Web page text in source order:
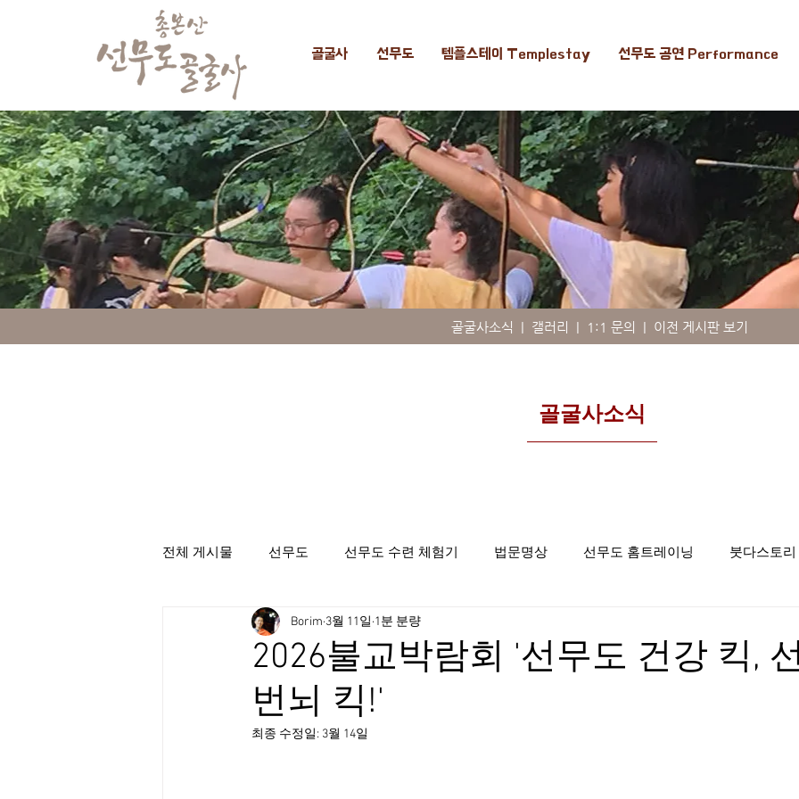
골굴사 선무도 템플스테이 Templestay 선무도 공연 Performance
골굴사소식 | 갤러리 | 1:1 문의 | 이전 게시판 보기
​골굴사소식
전체 게시물 선무도 선무도 수련 체험기 법문명상 선무도 홈트레이닝 붓다스토리
선무도총본산골굴사 시명상
2026불교박람회 '선무도 건강 킥,
번뇌 킥!'
Borim 3월 11일 1분 분량
최종 수정일: 3월 14일